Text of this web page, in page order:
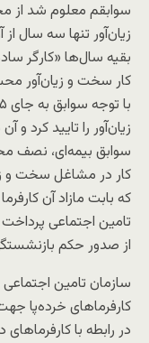
زیان‌آور تنها سه سال
بقیه سال‌ها «کارگر
کار سخت و زیان‌آور
زیان‌آور را تایید کرد
کار در مشاغل سخت و
تامین اجتماعی
از صدور حکم
سازمان تامین اجتماعی
کارفرماهای خرده‌پا
در رابطه با